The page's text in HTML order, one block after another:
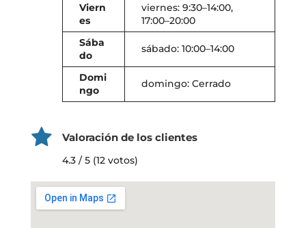
Viern
es
viernes: 9:30–14:00,
17:00–20:00
Sába
do
sábado: 10:00–14:00
Domi
ngo
domingo: Cerrado
Valoración de los clientes
4.3 / 5 (12 votos)